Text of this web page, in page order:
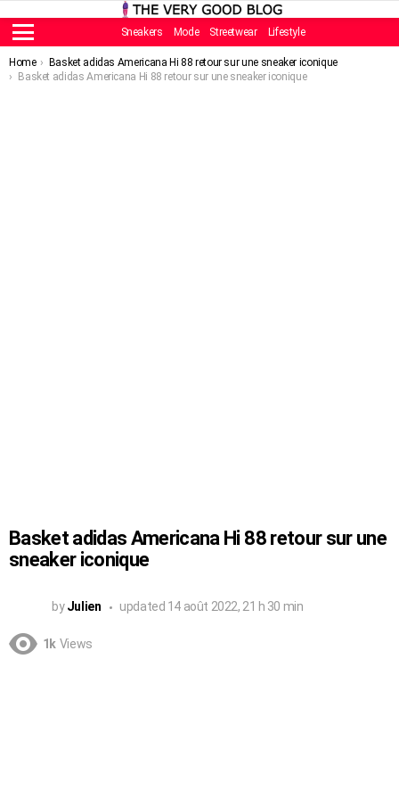
Menu
Sneakers Mode Streetwear Lifestyle
You are here:
Home
Basket adidas Americana Hi 88 retour sur une sneaker iconique
Basket adidas Americana Hi 88 retour sur une sneaker iconique
Basket adidas Americana Hi 88 retour sur une
sneaker iconique
by Julien updated 14 août 2022, 21 h 30 min
1k Views